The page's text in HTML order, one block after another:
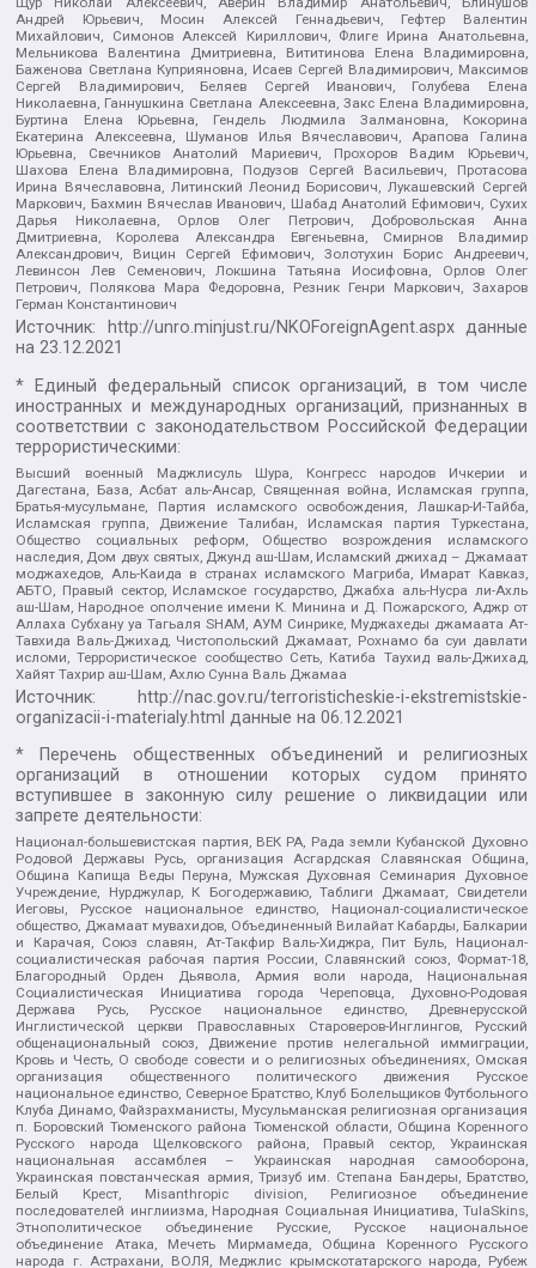
Андрей Юрьевич, Мосин Алексей Геннадьевич, Гефтер Валентин
Михайлович, Симонов Алексей Кириллович, Флиге Ирина Анатольевна,
Мельникова Валентина Дмитриевна, Вититинова Елена Владимировна,
Баженова Светлана Куприяновна, Исаев Сергей Владимирович, Максимов
Сергей Владимирович, Беляев Сергей Иванович, Голубева Елена
Николаевна, Ганнушкина Светлана Алексеевна, Закс Елена Владимировна,
Буртина Елена Юрьевна, Гендель Людмила Залмановна, Кокорина
Екатерина Алексеевна, Шуманов Илья Вячеславович, Арапова Галина
Юрьевна, Свечников Анатолий Мариевич, Прохоров Вадим Юрьевич,
Шахова Елена Владимировна, Подузов Сергей Васильевич, Протасова
Ирина Вячеславовна, Литинский Леонид Борисович, Лукашевский Сергей
Маркович, Бахмин Вячеслав Иванович, Шабад Анатолий Ефимович, Сухих
Дарья Николаевна, Орлов Олег Петрович, Добровольская Анна
Дмитриевна, Королева Александра Евгеньевна, Смирнов Владимир
Александрович, Вицин Сергей Ефимович, Золотухин Борис Андреевич,
Левинсон Лев Семенович, Локшина Татьяна Иосифовна, Орлов Олег
Петрович, Полякова Мара Федоровна, Резник Генри Маркович, Захаров
Герман Константинович
Источник: http://unro.minjust.ru/NKOForeignAgent.aspxданные
на23.12.2021
* Единый федеральный список организаций, в том числе
иностранных и международных организаций, признанных в
соответствии с законодательством Российской Федерации
террористическими:
Высший военный Маджлисуль Шура, Конгресс народов Ичкерии и
Дагестана, База, Асбат аль-Ансар, Священная война, Исламская группа,
Братья-мусульмане, Партия исламского освобождения, Лашкар-И-Тайба,
Исламская группа, Движение Талибан, Исламская партия Туркестана,
Общество социальных реформ, Общество возрождения исламского
наследия, Дом двух святых, Джунд аш-Шам, Исламский джихад – Джамаат
моджахедов, Аль-Каида в странах исламского Магриба, Имарат Кавказ,
АБТО, Правый сектор, Исламское государство, Джабха аль-Нусра ли-Ахль
аш-Шам, Народное ополчение имени К. Минина и Д. Пожарского, Аджр от
Аллаха Субхану уа Тагьаля SHAM, АУМ Синрике, Муджахеды джамаата Ат-
Тавхида Валь-Джихад, Чистопольский Джамаат, Рохнамо ба суи давлати
исломи, Террористическое сообщество Сеть, Катиба Таухид валь-Джихад,
Хайят Тахрир аш-Шам, Ахлю Сунна Валь Джамаа
Источник:
http://nac.gov.ru/terroristicheskie-i-ekstremistskie-
organizacii-i-materialy.html данные на06.12.2021
* Перечень общественных объединений и религиозных
организаций в отношении которых судом принято
вступившее в законную силу решение о ликвидации или
запрете деятельности:
Национал-большевистская партия, ВЕК РА, Рада земли Кубанской Духовно
Родовой Державы Русь, организация Асгардская Славянская Община,
Община Капища Веды Перуна, Мужская Духовная Семинария Духовное
Учреждение, Нурджулар, К Богодержавию, Таблиги Джамаат, Свидетели
Иеговы, Русское национальное единство, Национал-социалистическое
общество, Джамаат мувахидов, Объединенный Вилайат Кабарды, Балкарии
и Карачая, Союз славян, Ат-Такфир Валь-Хиджра, Пит Буль, Национал-
социалистическая рабочая партия России, Славянский союз, Формат-18,
Благородный Орден Дьявола, Армия воли народа, Национальная
Социалистическая Инициатива города Череповца, Духовно-Родовая
Держава Русь, Русское национальное единство, Древнерусской
Инглистической церкви Православных Староверов-Инглингов, Русский
общенациональный союз, Движение против нелегальной иммиграции,
Кровь и Честь, О свободе совести и о религиозных объединениях, Омская
организация общественного политического движения Русское
национальное единство, Северное Братство, Клуб Болельщиков Футбольного
Клуба Динамо, Файзрахманисты, Мусульманская религиозная организация
п. Боровский Тюменского района Тюменской области, Община Коренного
Русского народа Щелковского района, Правый сектор, Украинская
национальная ассамблея – Украинская народная самооборона,
Украинская повстанческая армия, Тризуб им. Степана Бандеры, Братство,
Белый Крест, Misanthropic division, Религиозное объединение
последователей инглиизма, Народная Социальная Инициатива, TulaSkins,
Этнополитическое объединение Русские, Русское национальное
объединение Атака, Мечеть Мирмамеда, Община Коренного Русского
народа г. Астрахани, ВОЛЯ, Меджлис крымскотатарского народа, Рубеж